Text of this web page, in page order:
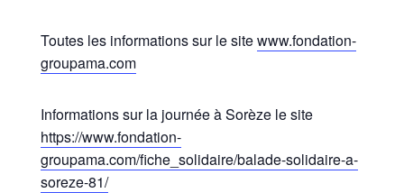
Toutes les informations sur le sitewww.fondation-
groupama.com
Informations sur la journée à Sorèze le site
https://www.fondation-
groupama.com/fiche_solidaire/balade-solidaire-a-
soreze-81/